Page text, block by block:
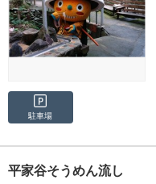
駐車場
平家谷そうめん流し